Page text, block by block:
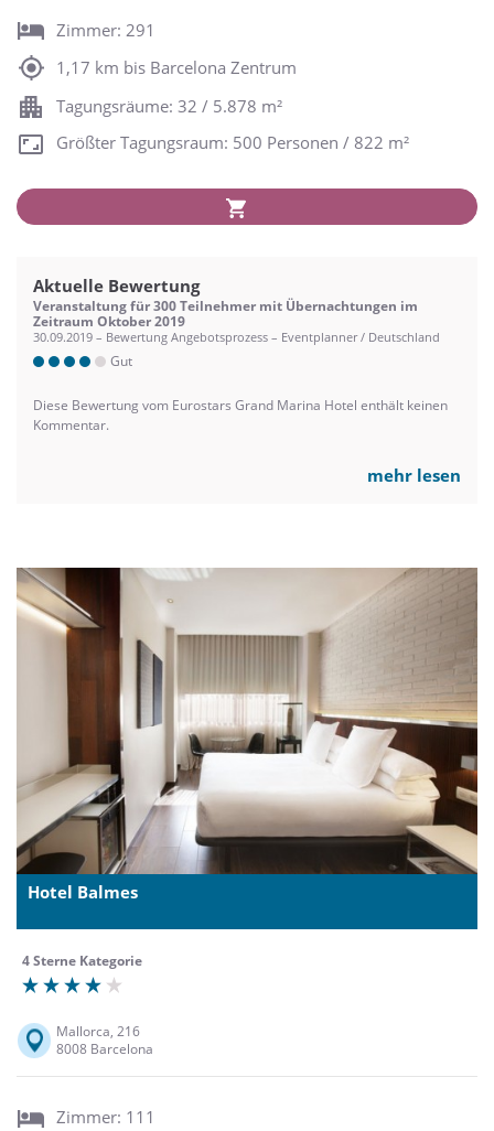
Zimmer: 291
1,17 km bis Barcelona Zentrum
Tagungsräume: 32 / 5.878 m²
Größter Tagungsraum: 500 Personen / 822 m²
Aktuelle Bewertung
Veranstaltung für 300 Teilnehmer mit Übernachtungen im
Zeitraum Oktober 2019
30.09.2019 – Bewertung Angebotsprozess – Eventplanner / Deutschland
Gut
Diese Bewertung vom Eurostars Grand Marina Hotel enthält keinen
Kommentar.
mehr lesen
Hotel Balmes
4 Sterne Kategorie
Mallorca, 216
8008 Barcelona
Zimmer: 111